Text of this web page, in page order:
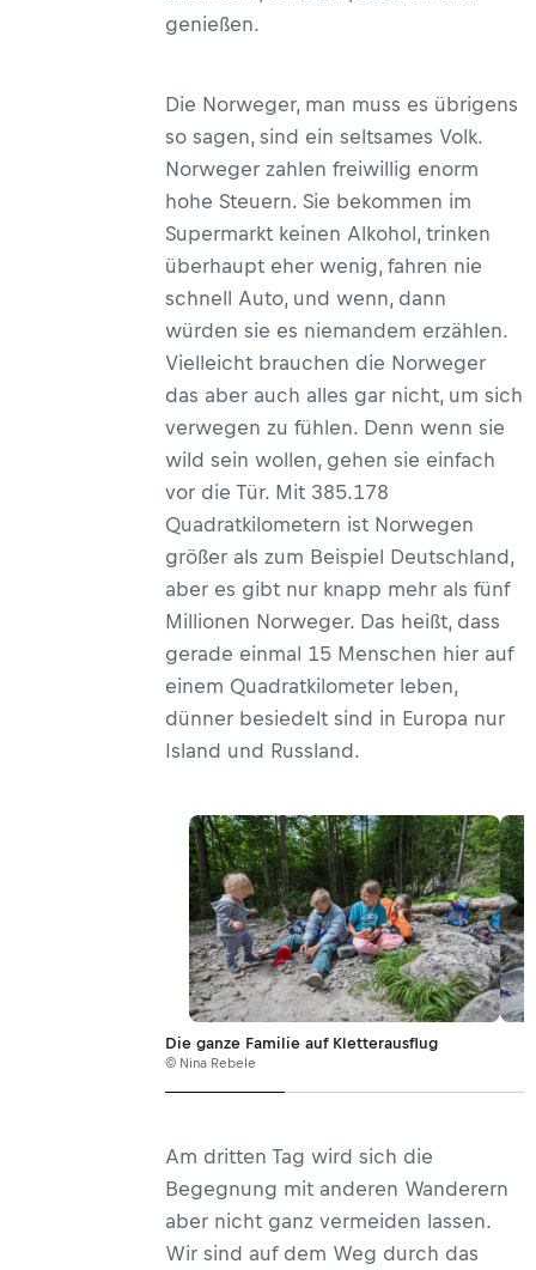
genießen.
Die Norweger, man muss es übrigens
so sagen, sind ein seltsames Volk.
Norweger zahlen freiwillig enorm
hohe Steuern. Sie bekommen im
Supermarkt keinen Alkohol, trinken
überhaupt eher wenig, fahren nie
schnell Auto, und wenn, dann
würden sie es niemandem erzählen.
Vielleicht brauchen die Norweger
das aber auch alles gar nicht, um sich
verwegen zu fühlen. Denn wenn sie
wild sein wollen, gehen sie einfach
vor die Tür. Mit 385.178
Quadratkilometern ist Norwegen
größer als zum Beispiel Deutschland,
aber es gibt nur knapp mehr als fünf
Millionen Norweger. Das heißt, dass
gerade einmal 15 Menschen hier auf
einem Quadratkilometer leben,
dünner besiedelt sind in Europa nur
Island und Russland.
Die ganze Familie auf Kletterausflug
© Nina Rebele
Am dritten Tag wird sich die
Begegnung mit anderen Wanderern
aber nicht ganz vermeiden lassen.
Wir sind auf dem Weg durch das